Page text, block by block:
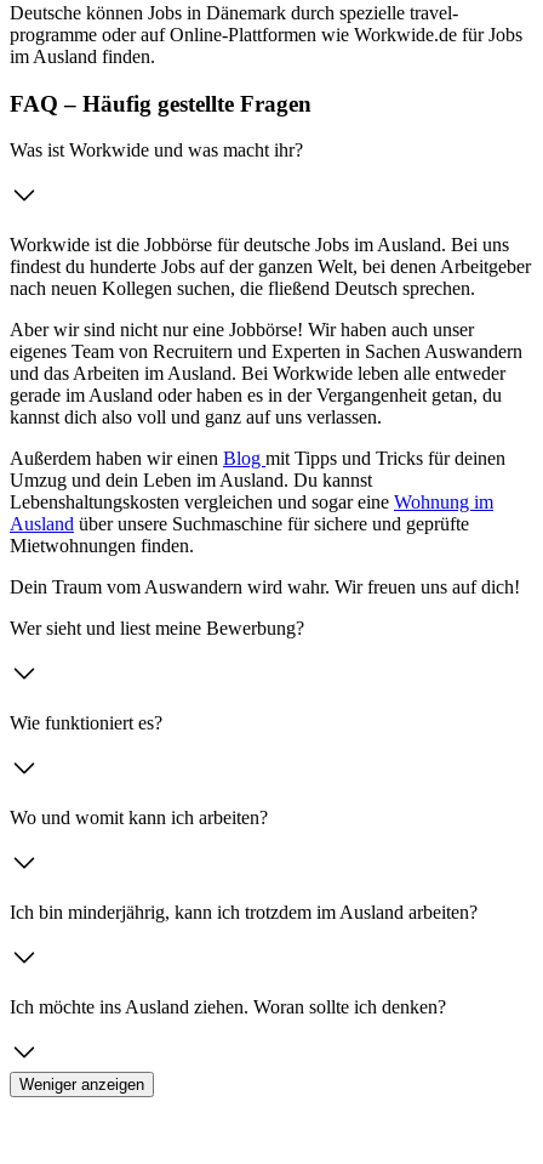
Deutsche können Jobs in Dänemark durch spezielle travel-
programme oder auf Online-Plattformen wie Workwide.de für Jobs
im Ausland finden.
FAQ – Häufig gestellte Fragen
Was ist Workwide und was macht ihr?
Workwide ist die Jobbörse für deutsche Jobs im Ausland. Bei uns
findest du hunderte Jobs auf der ganzen Welt, bei denen Arbeitgeber
nach neuen Kollegen suchen, die fließend Deutsch sprechen.
Aber wir sind nicht nur eine Jobbörse! Wir haben auch unser
eigenes Team von Recruitern und Experten in Sachen Auswandern
und das Arbeiten im Ausland. Bei Workwide leben alle entweder
gerade im Ausland oder haben es in der Vergangenheit getan, du
kannst dich also voll und ganz auf uns verlassen.
Außerdem haben wir einen Blog mit Tipps und Tricks für deinen
Umzug und dein Leben im Ausland. Du kannst
Lebenshaltungskosten vergleichen und sogar eine Wohnung im
Ausland über unsere Suchmaschine für sichere und geprüfte
Mietwohnungen finden.
Dein Traum vom Auswandern wird wahr. Wir freuen uns auf dich!
Wer sieht und liest meine Bewerbung?
Wie funktioniert es?
Wo und womit kann ich arbeiten?
Ich bin minderjährig, kann ich trotzdem im Ausland arbeiten?
Ich möchte ins Ausland ziehen. Woran sollte ich denken?
Weniger anzeigen